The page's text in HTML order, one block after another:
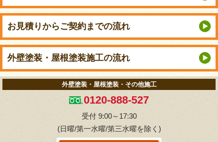
お見積りから ご契約までの流れ
外壁塗装・屋根塗装施工の流れ
外壁塗装・屋根塗装・その他施工
0120-888-527
受付 9:00～17:30
(日曜/第一水曜/第三水曜を除く)